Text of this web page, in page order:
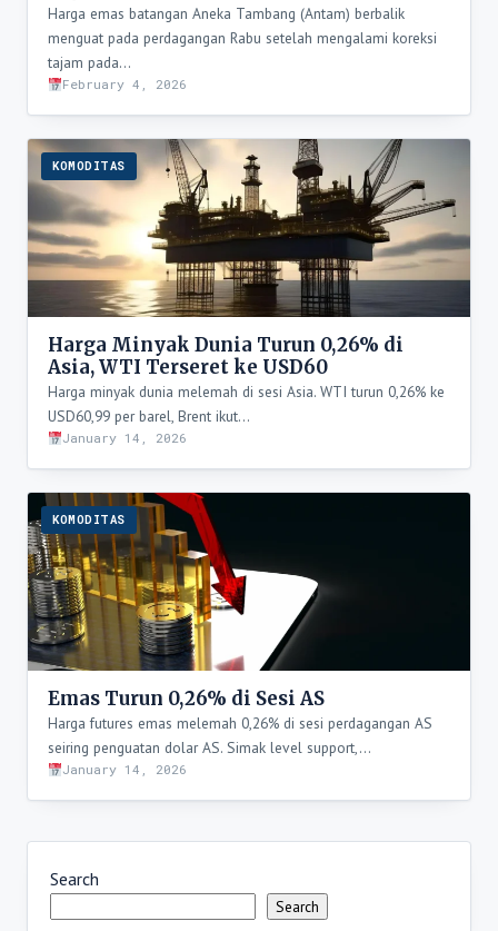
Harga emas batangan Aneka Tambang (Antam) berbalik
menguat pada perdagangan Rabu setelah mengalami koreksi
tajam pada…
February 4, 2026
KOMODITAS
Harga Minyak Dunia Turun 0,26% di
Asia, WTI Terseret ke USD60
Harga minyak dunia melemah di sesi Asia. WTI turun 0,26% ke
USD60,99 per barel, Brent ikut…
January 14, 2026
KOMODITAS
Emas Turun 0,26% di Sesi AS
Harga futures emas melemah 0,26% di sesi perdagangan AS
seiring penguatan dolar AS. Simak level support,…
January 14, 2026
Search
Search